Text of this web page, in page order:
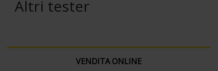
Altri tester
VENDITA ONLINE